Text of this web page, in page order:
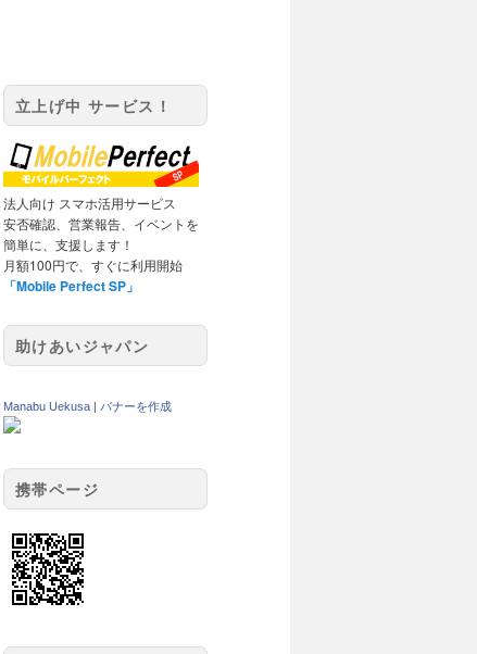
立上げ中 サービス！
法人向け スマホ活用サービス
安否確認、営業報告、イベントを
簡単に、支援します！
月額100円で、すぐに利用開始
「Mobile Perfect SP」
助けあいジャパン
Manabu Uekusa バナーを作成
携帯ページ